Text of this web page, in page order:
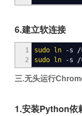
6.建立软连接
1
2
sudo ln -s /
sudo ln -s /
三.无头运行
1.安装Python依